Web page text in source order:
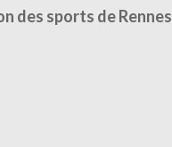
des sports de Rennes